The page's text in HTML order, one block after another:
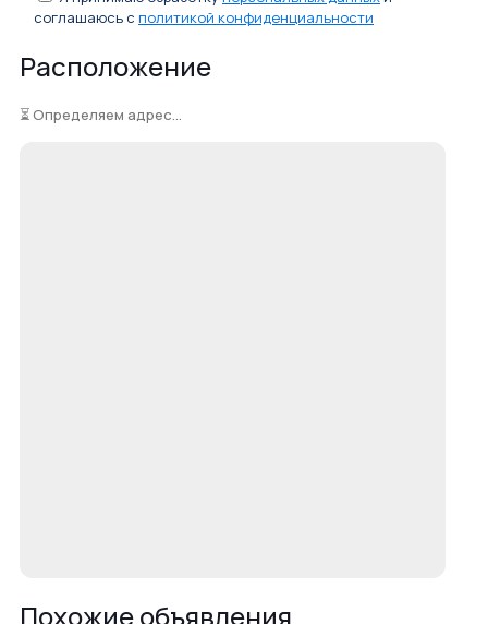
соглашаюсь с политикой конфиденциальности
Расположение
⏳ Определяем адрес...
Похожие объявления